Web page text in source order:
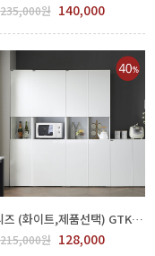
235,000원 140,000
네몬 시리즈 (화이트,제품선택) GTK1023-007
215,000원 128,000